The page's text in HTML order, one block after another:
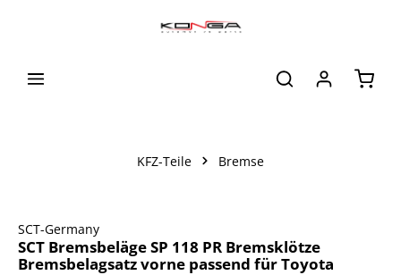
KFZ-Teile Bremse
SCT-Germany
SCT Bremsbeläge SP 118 PR Bremsklötze
Bremsbelagsatz vorne passend für Toyota